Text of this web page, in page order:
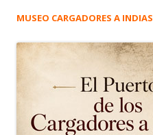
MUSEO CARGADORES A INDIAS